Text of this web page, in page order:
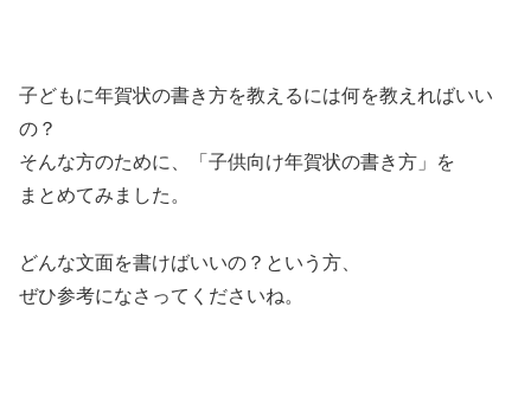
子どもに年賀状の書き方を教えるには何を教えればいい
の？
そんな方のために、「子供向け年賀状の書き方」を
まとめてみました。
どんな文面を書けばいいの？という方、
ぜひ参考になさってくださいね。